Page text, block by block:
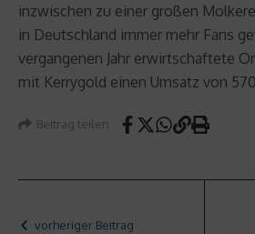
inzwischen zu einer großen
in Deutschland immer mehr Fans
vergangenen Jahr erwirtschaftete
mit Kerrygold einen Umsatz von
Beitrag teilen
vorheriger Beitrag